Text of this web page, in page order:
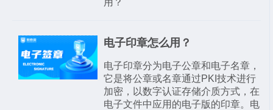
用？
电子印章怎么用？
电子印章分为电子公章和电子名章，
它是将公章或名章通过PKI技术进行
加密，以数字认证存储介质方式，在
电子文件中应用的电子版的印章。电